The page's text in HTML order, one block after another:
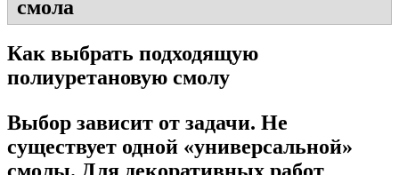
Как выбрать подходящую
полиуретановую смолу
Выбор зависит от задачи. Не
существует одной «универсальной»